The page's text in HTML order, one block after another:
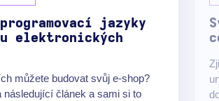
jazyky
elektronických
můžete budovat svůj e-shop?
následující článek a sami si to